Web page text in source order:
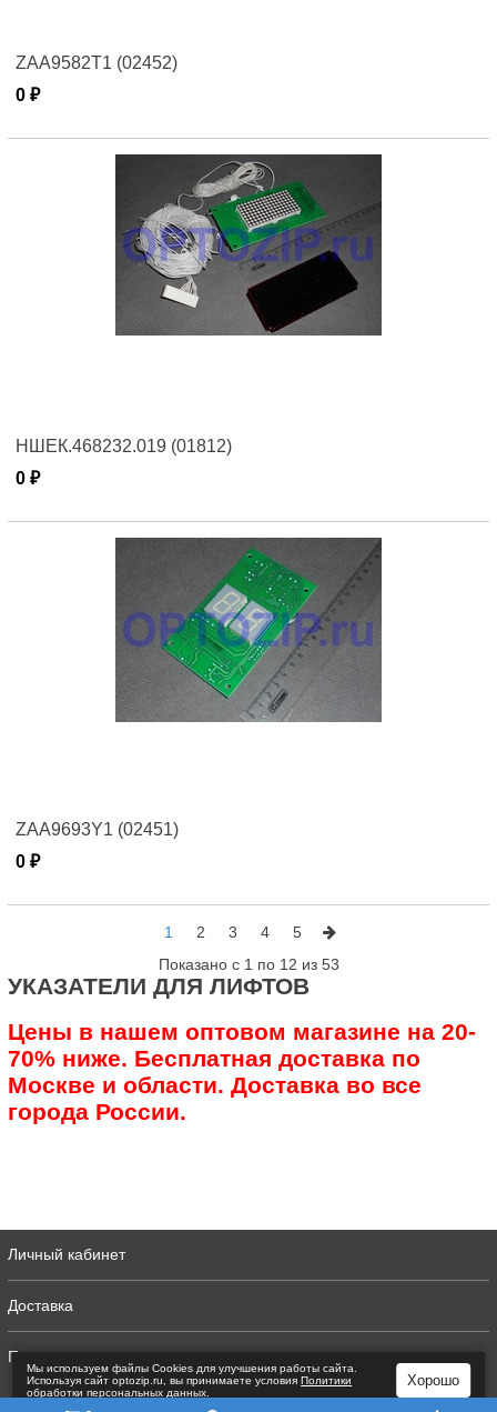
ZAA9582Т1 (02452)
0 ₽
НШЕК.468232.019 (01812)
0 ₽
ZAA9693Y1 (02451)
0 ₽
1 2 3 4
5
Показано с 1 по 12 из 53
УКАЗАТЕЛИ ДЛЯ ЛИФТОВ
Цены в нашем оптовом магазине на 20-
70% ниже. Бесплатная доставка по
Москве и области. Доставка во все
города России.
Личный кабинет
Доставка
Полная версия
Мы используем файлы Сookies для улучшения работы сайта.
Используя сайт optozip.ru, вы принимаете условияПолитики
обработки персональных данных
Хорошо